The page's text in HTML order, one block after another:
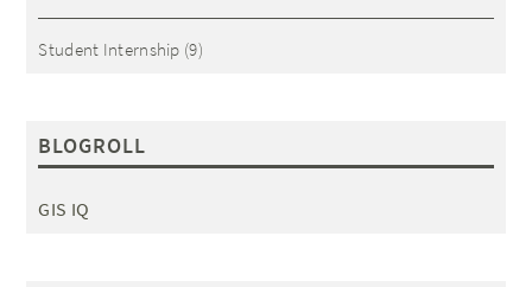
Student Internship (9)
BLOGROLL
GIS IQ